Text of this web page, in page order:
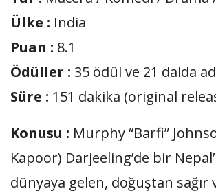
Ülke : India
Puan : 8.1
Ödüller : 35 ödül ve 21 dalda
Süre : 151 dakika (original
Konusu : Murphy “Barfi”
Kapoor) Darjeeling’de bir
dünyaya gelen, doğuştan sağır